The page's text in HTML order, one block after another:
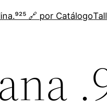
🔗 por Catálogo